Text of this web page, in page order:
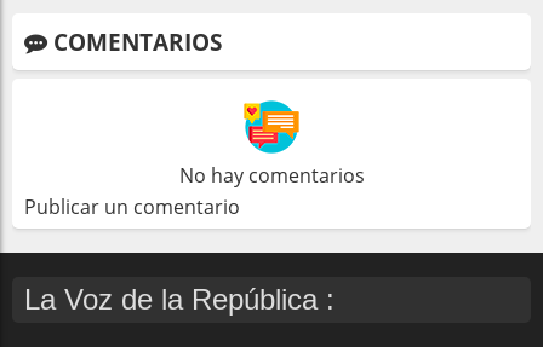
COMENTARIOS
No hay comentarios
Publicar un comentario
La Voz de la República :